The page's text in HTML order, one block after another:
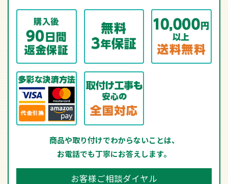
商品や取り付けでわからないことは、
お電話でも丁寧にお答えします。
お客様ご相談ダイヤル